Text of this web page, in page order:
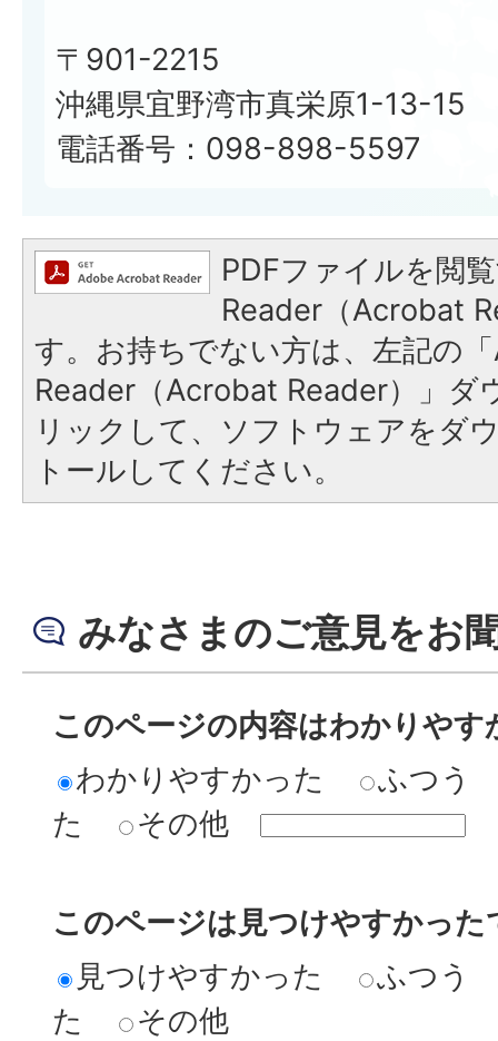
〒901-2215
沖縄県宜野湾市真栄原1-13-15
電話番号：098-898-5597
PDFファイルを閲
Reader（Acrobat
す。お持ちでない方は、左記の
Reader（Acrobat Reader）」ダ
リックして、ソフトウェアをダ
トールしてください。
みなさまのご意見をお
このページの内容はわかりやす
わかりやすかった
ふつう
た
その他
このページは見つけやすかった
見つけやすかった
ふつう
た
その他